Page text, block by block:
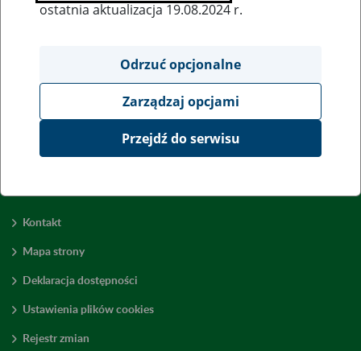
Wyświetl wszystkie
Kontakt
Mapa strony
Deklaracja dostępności
Ustawienia plików cookies
Rejestr zmian
ostatnia aktualizacja 19.08.2024 r.
Odrzuć opcjonalne
Zarządzaj opcjami
Przejdź do serwisu